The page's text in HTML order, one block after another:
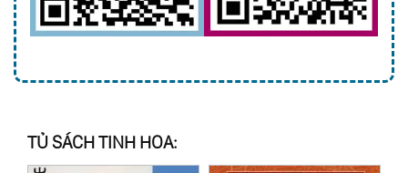
TỦ SÁCH TINH HOA: